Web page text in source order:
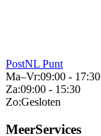
PostNL Punt
Ma–Vr:09:00 - 17:30
Za:09:00 - 15:30
Zo:Gesloten
MeerServices